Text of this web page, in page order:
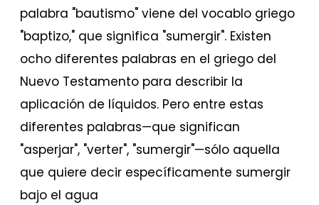
palabra "bautismo" viene del vocablo griego
"baptizo," que significa "sumergir". Existen
ocho diferentes palabras en el griego del
Nuevo Testamento para describir la
aplicación de líquidos. Pero entre estas
diferentes palabras—que significan
"asperjar", "verter", "sumergir"—sólo aquella
que quiere decir específicamente sumergir
bajo el agua